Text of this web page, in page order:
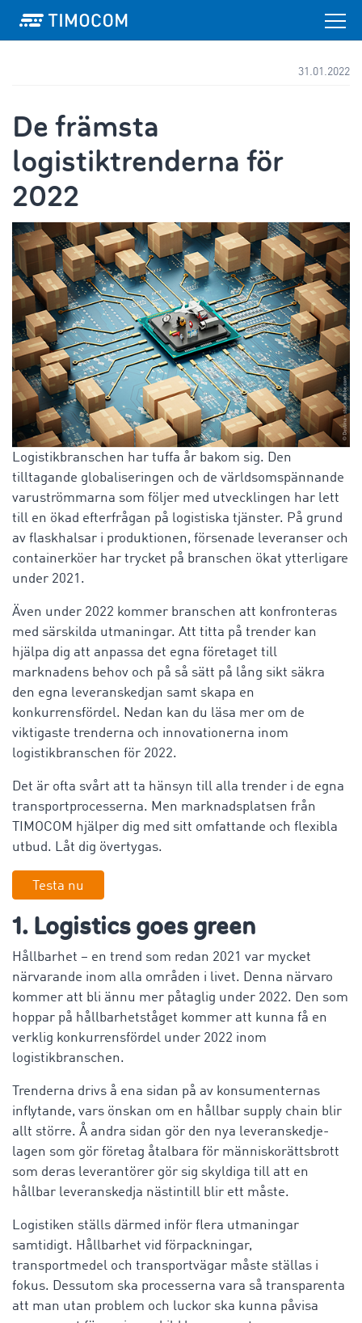
31.01.2022
De främsta
logistiktrenderna för
2022
Logistikbranschen har tuffa år bakom sig. Den
tilltagande globaliseringen och de världsomspännande
varuströmmarna som följer med utvecklingen har lett
till en ökad efterfrågan på logistiska tjänster. På grund
av flaskhalsar i produktionen, försenade leveranser och
containerköer har trycket på branschen ökat ytterligare
under 2021.
Även under 2022 kommer branschen att konfronteras
med särskilda utmaningar. Att titta på trender kan
hjälpa dig att anpassa det egna företaget till
marknadens behov och på så sätt på lång sikt säkra
den egna leveranskedjan samt skapa en
konkurrensfördel. Nedan kan du läsa mer om de
viktigaste trenderna och innovationerna inom
logistikbranschen för 2022.
Det är ofta svårt att ta hänsyn till alla trender i de egna
transportprocesserna. Men marknadsplatsen från
TIMOCOM hjälper dig med sitt omfattande och flexibla
utbud. Låt dig övertygas.
Testa nu
1. Logistics goes green
Hållbarhet – en trend som redan 2021 var mycket
närvarande inom alla områden i livet. Denna närvaro
kommer att bli ännu mer påtaglig under 2022. Den som
hoppar på hållbarhetståget kommer att kunna få en
verklig konkurrensfördel under 2022 inom
logistikbranschen.
Trenderna drivs å ena sidan på av konsumenternas
inflytande, vars önskan om en hållbar supply chain blir
allt större. Å andra sidan gör den nya leveranskedje-
lagen som gör företag åtalbara för människorättsbrott
som deras leverantörer gör sig skyldiga till att en
hållbar leveranskedja nästintill blir ett måste.
Logistiken ställs därmed inför flera utmaningar
samtidigt. Hållbarhet vid förpackningar,
transportmedel och transportvägar måste ställas i
fokus. Dessutom ska processerna vara så transparenta
att man utan problem och luckor ska kunna påvisa